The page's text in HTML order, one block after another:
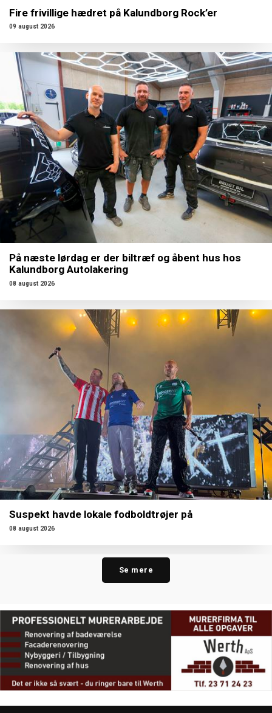
Fire frivillige hædret på Kalundborg Rock’er
09 august 2026
På næste lørdag er der biltræf og åbent hus hos
Kalundborg Autolakering
08 august 2026
Suspekt havde lokale fodboldtrøjer på
08 august 2026
Se mere